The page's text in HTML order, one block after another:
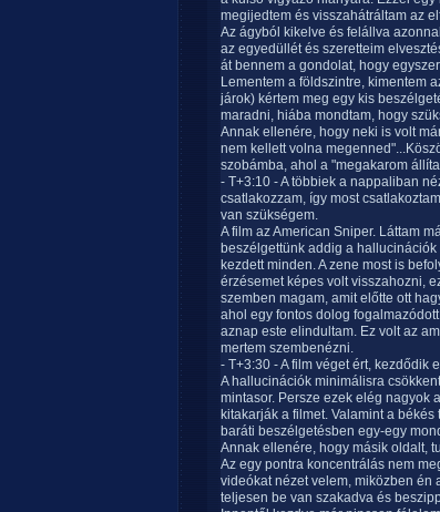
megijedtem és visszahátráltam az
Az ágyból kikelve és felállva
az egyedüllét és szeretteim
át bennem a gondolat, hogy
Lementem a földszintre, kimentem
járok) kértem meg egy kis
maradni, hiába mondtam, hogy
Annak ellenére, hogy neki is volt
nem kellett volna
szobámba, ahol a "megakarom
- T+3:10 - A többiek a nappaliban
csatlakozzam, így most
van szükségem.
A film az American Sniper. Láttam
beszélgettünk addig a
kezdett minden. A zene most is
érzésemet képes volt visszahozni,
szemben magam, amit előtte ott
ahol egy fontos dolog
aznap este elindultam. Ez volt az
mertem szembenézni.
- T+3:30 - A film véget ért, kezdődik
A hallucinációk minimálisra
mintasor. Persze ezek elég nagyok
kitakarják a filmet. Valamint a
baráti beszélgetésben egy-egy
Annak ellenére, hogy másik oldalt,
Az egy pontra koncentrálás nem
videókat nézet velem, miközben én
teljesen be van szakadva és